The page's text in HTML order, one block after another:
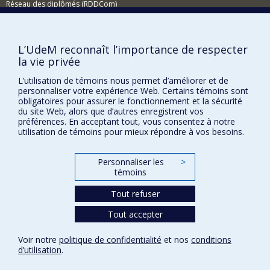
Réseau des diplômés (RDDCom)
BESOIN D'AIDE?
Plan du site
Signaler une erreur
Accessibilité
FACULTÉ DES ARTS ET DES SCIENCES
Paramètres des témoins
L’UdeM reconnaît l’importance de respecter
la vie privée
L’utilisation de témoins nous permet d’améliorer et de
personnaliser votre expérience Web. Certains témoins sont
obligatoires pour assurer le fonctionnement et la sécurité
du site Web, alors que d’autres enregistrent vos
préférences. En acceptant tout, vous consentez à notre
utilisation de témoins pour mieux répondre à vos besoins.
Personnaliser les
témoins
>
Tout refuser
Tout accepter
Voir notre politique de confidentialité et nos conditions
d’utilisation.